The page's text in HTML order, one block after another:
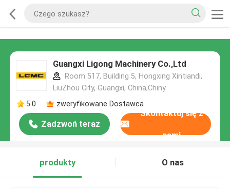
Guangxi Ligong Machinery Co.,Ltd
Room 517, Building 5, Hongxing Xintiandi,
LiuZhou City, Guangxi, China,Chiny
5.0
zweryfikowane Dostawca
Zadzwoń teraz
Skontaktuj się z
nami
produkty O nas